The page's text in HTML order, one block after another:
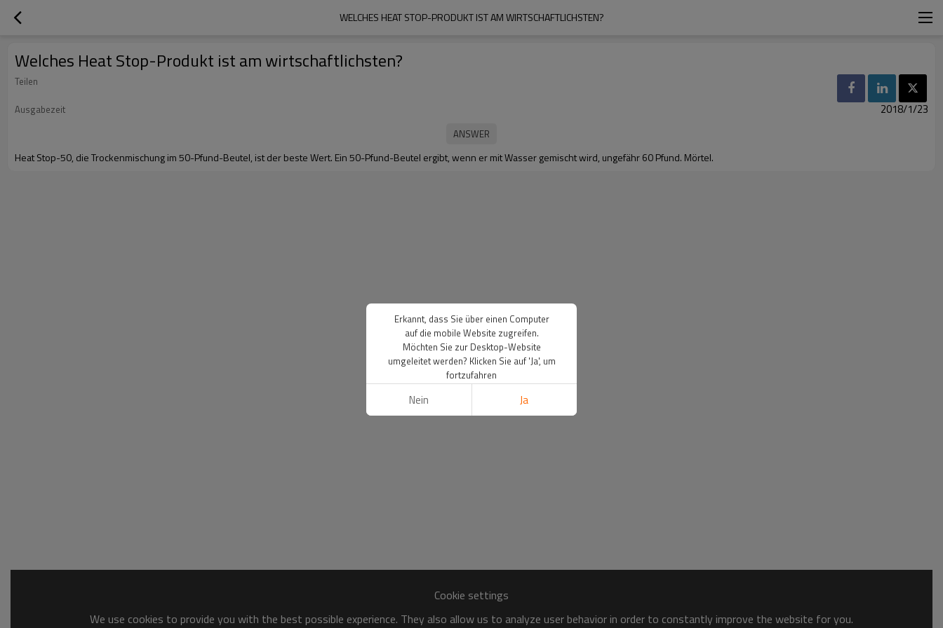
WELCHES HEAT STOP-PRODUKT IST AM WIRTSCHAFTLICHSTEN?
Welches Heat Stop-Produkt ist am wirtschaftlichsten?
Teilen
Ausgabezeit
2018/1/23
Heat Stop-50, die Trockenmischung im 50-Pfund-Beutel, ist der beste Wert. Ein 50-Pfund-Beutel ergibt, wenn er mit Wasser gemischt wird, ungefähr 60 Pfund. Mörtel.
Cookie settings
We use cookies to provide you with the best possible experience. They also allow us to analyze user behavior in order to constantly improve the website for you.
Erkannt, dass Sie über einen Computer
auf die mobile Website zugreifen.
Möchten Sie zur Desktop-Website
umgeleitet werden? Klicken Sie auf 'Ja', um
fortzufahren
Nein Ja